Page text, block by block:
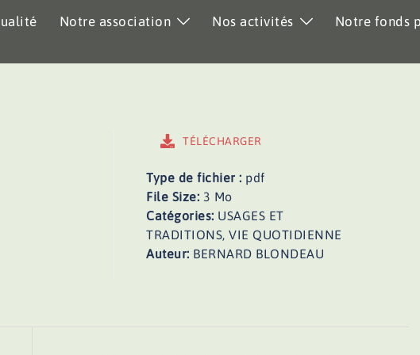
Notre association Nos activités Notre fonds
TÉLÉCHARGER
Type de fichier : pdf
File Size: 3 Mo
Catégories: USAGES ET
TRADITIONS, VIE QUOTIDIENNE
Auteur: BERNARD BLONDEAU